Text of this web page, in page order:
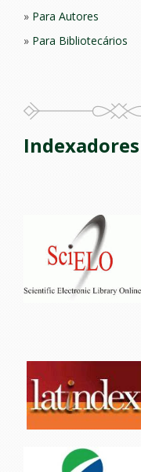
Para Autores
Para Bibliotecários
Indexadores